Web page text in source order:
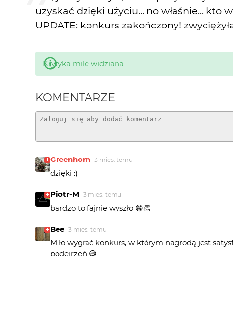
uzyskać dzięki użyciu... no właśnie... kto
UPDATE: konkurs zakończony!
Krytyka mile widziana
KOMENTARZE
Greenhorn 3 mies. temu
dzięki :)
Piotr-M 3 mies. temu
bardzo to fajnie wyszło 😁👏
Bee 3 mies. temu
Miło wygrać konkurs, w którym nagrodą jest
podejrzeń 😄